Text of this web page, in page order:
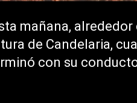
mañana, alrededor
de Candelaria,
con su